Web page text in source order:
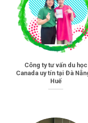
Công ty tư vấn du học
Canada uy tín tại Đà
Huế